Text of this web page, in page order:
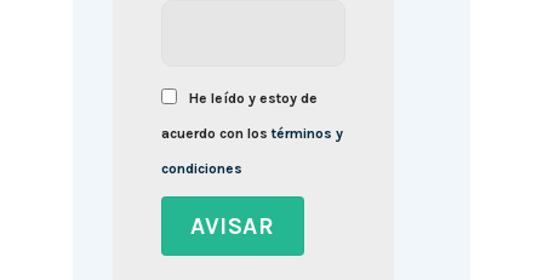
He leído y estoy de
acuerdo con lostérminos y
condiciones